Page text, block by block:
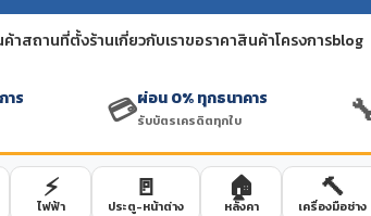
าสถานที่ตั้งร้านเกี่ยวกับเราขอราคาสินค้าโครงการblog
าร 💳ผ่อน 0% ทุกธนาคาร
รับบัตรเครดิตทุกใบ
⚡
ไฟฟ้า
🚪
ประตู-หน้าต่าง
🏠
หลังคา
🔨
เครื่องมือช่าง